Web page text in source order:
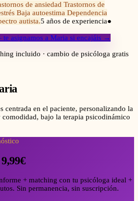
de ansiedad Trastornos de
Baja autoestima Dependencia
autista.5 años de experiencia●
asignamos a Maria si encajáis →
incluido · cambio de psicóloga gratis
centrada en el paciente, personalizando la
comodidad, bajo la terapia psicodinámico
+ matching con tu psicóloga ideal +
Sin permanencia, sin suscripción.